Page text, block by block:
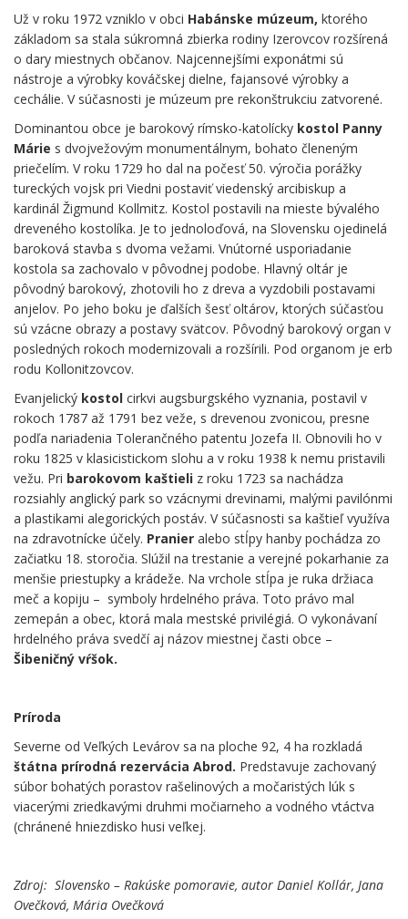
Už v roku 1972 vzniklo v obci Habánske múzeum, ktorého
základom sa stala súkromná zbierka rodiny Izerovcov rozšírená
o dary miestnych občanov. Najcennejšími exponátmi sú
nástroje a výrobky kováčskej dielne, fajansové výrobky a
cechálie. V súčasnosti je múzeum pre rekonštrukciu zatvorené.
Dominantou obce je barokový rímsko-katolícky kostol Panny
Márie s dvojvežovým monumentálnym, bohato členeným
priečelím. V roku 1729 ho dal na počesť 50. výročia porážky
tureckých vojsk pri Viedni postaviť viedenský arcibiskup a
kardinál Žigmund Kollmitz. Kostol postavili na mieste bývalého
dreveného kostolíka. Je to jednoloďová, na Slovensku ojedinelá
baroková stavba s dvoma vežami. Vnútorné usporiadanie
kostola sa zachovalo v pôvodnej podobe. Hlavný oltár je
pôvodný barokový, zhotovili ho z dreva a vyzdobili postavami
anjelov. Po jeho boku je ďalších šesť oltárov, ktorých súčasťou
sú vzácne obrazy a postavy svätcov. Pôvodný barokový organ v
posledných rokoch modernizovali a rozšírili. Pod organom je erb
rodu Kollonitzovcov.
Evanjelický kostol cirkvi augsburgského vyznania, postavil v
rokoch 1787 až 1791 bez veže, s drevenou zvonicou, presne
podľa nariadenia Tolerančného patentu Jozefa II. Obnovili ho v
roku 1825 v klasicistickom slohu a v roku 1938 k nemu pristavili
vežu. Pri barokovom kaštieli z roku 1723 sa nachádza
rozsiahly anglický park so vzácnymi drevinami, malými pavilónmi
a plastikami alegorických postáv. V súčasnosti sa kaštieľ využíva
na zdravotnícke účely. Pranier alebo stĺpy hanby pochádza zo
začiatku 18. storočia. Slúžil na trestanie a verejné pokarhanie za
menšie priestupky a krádeže. Na vrchole stĺpa je ruka držiaca
meč a kopiju – symboly hrdelného práva. Toto právo mal
zemepán a obec, ktorá mala mestské privilégiá. O vykonávaní
hrdelného práva svedčí aj názov miestnej časti obce –
Šibeničný vŕšok.
Príroda
Severne od Veľkých Levárov sa na ploche 92, 4 ha rozkladá
štátna prírodná rezervácia Abrod. Predstavuje zachovaný
súbor bohatých porastov rašelinových a močaristých lúk s
viacerými zriedkavými druhmi močiarneho a vodného vtáctva
(chránené hniezdisko husi veľkej.
Zdroj: Slovensko – Rakúske pomoravie, autor Daniel Kollár, Jana
Ovečková, Mária Ovečková